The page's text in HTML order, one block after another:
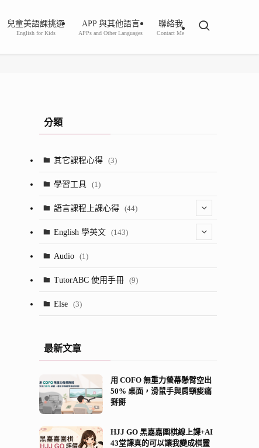
兒童美語課挑選
English for Kids
APP 與其他語言
APPs and Other Languages
聯絡我
Contact Me
分類
其它課程心得 (3)
學習工具 (1)
語言課程上課心得 (44)
(2)
English 學英文 (143)
(13)
(8)
(21)
(13)
Audio (1)
TutorABC 使用手冊 (9)
Else (3)
最新文章
用 COFO 無重力螢幕懸臂空出
50% 桌面，滑鼠手與肩頸痠痛
掰掰
HJJ GO 黑嘉嘉圍棋線上課+AI
43堂課真的可以讓我變成棋靈